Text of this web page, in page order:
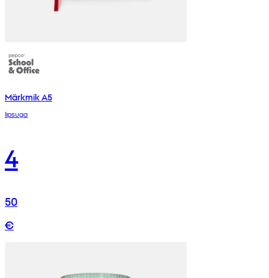
Märkmik A5
lipsuga
4
50
€